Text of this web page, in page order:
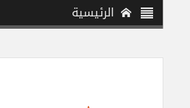
الرئيسية